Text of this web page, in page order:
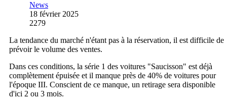
News
18 février 2025
2279
La tendance du marché n'étant pas à la réservation, il est difficile de
prévoir le volume des ventes.
Dans ces conditions, la série 1 des voitures "Saucisson" est déjà
complètement épuisée et il manque près de 40% de voitures pour
l'époque III. Conscient de ce manque, un retirage sera disponible
d'ici 2 ou 3 mois.